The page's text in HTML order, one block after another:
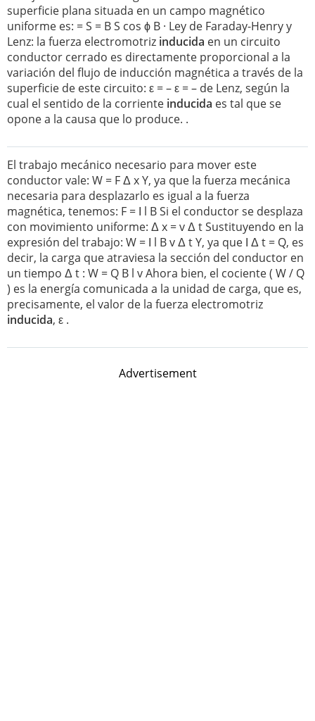
superficie plana situada en un campo magnético
uniforme es: = S = B S cos ϕ B · Ley de Faraday-Henry y
Lenz: la fuerza electromotriz inducida en un circuito
conductor cerrado es directamente proporcional a la
variación del flujo de inducción magnética a través de la
superficie de este circuito: ε = – ε = – de Lenz, según la
cual el sentido de la corriente inducida es tal que se
opone a la causa que lo produce. .
El trabajo mecánico necesario para mover este
conductor vale: W = F Δ x Y, ya que la fuerza mecánica
necesaria para desplazarlo es igual a la fuerza
magnética, tenemos: F = Ι l B Si el conductor se desplaza
con movimiento uniforme: Δ x = v Δ t Sustituyendo en la
expresión del trabajo: W = Ι l B v Δ t Y, ya que Ι Δ t = Q, es
decir, la carga que atraviesa la sección del conductor en
un tiempo Δ t : W = Q B l v Ahora bien, el cociente ( W / Q
) es la energía comunicada a la unidad de carga, que es,
precisamente, el valor de la fuerza electromotriz
inducida, ε .
Advertisement